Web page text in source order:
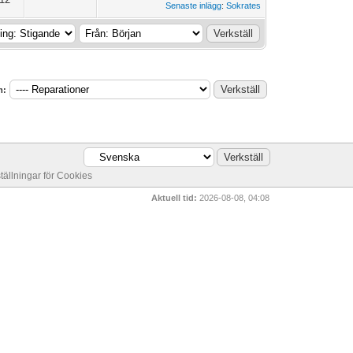
Senaste inlägg:Sokrates
för Cookies
Aktuell tid: 2026-08-08, 04:08